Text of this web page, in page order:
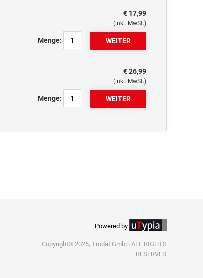
€ 17,99
(inkl. MwSt.)
Menge:
€ 26,99
(inkl. MwSt.)
Menge:
Powered by
Copyright© 2026, Trodat GmbH ALL RIGHTS
RESERVED